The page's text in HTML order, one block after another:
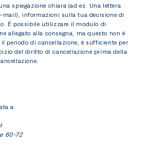
spiegazione chiara (ad es. Una lettera
mail), informazioni sulla tua decisione di
È possibile utilizzare il modulo di
allegato alla consegna, ma questo non è
periodo di cancellazione, è sufficiente per
del diritto di cancellazione prima della
a:
60-72